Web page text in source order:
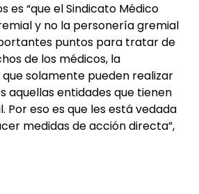
es “que el Sindicato Médico
y no la personería gremial
puntos para tratar de
de los médicos, la
solamente pueden realizar
aquellas entidades que tienen
Por eso es que les está vedada
medidas de acción directa”,